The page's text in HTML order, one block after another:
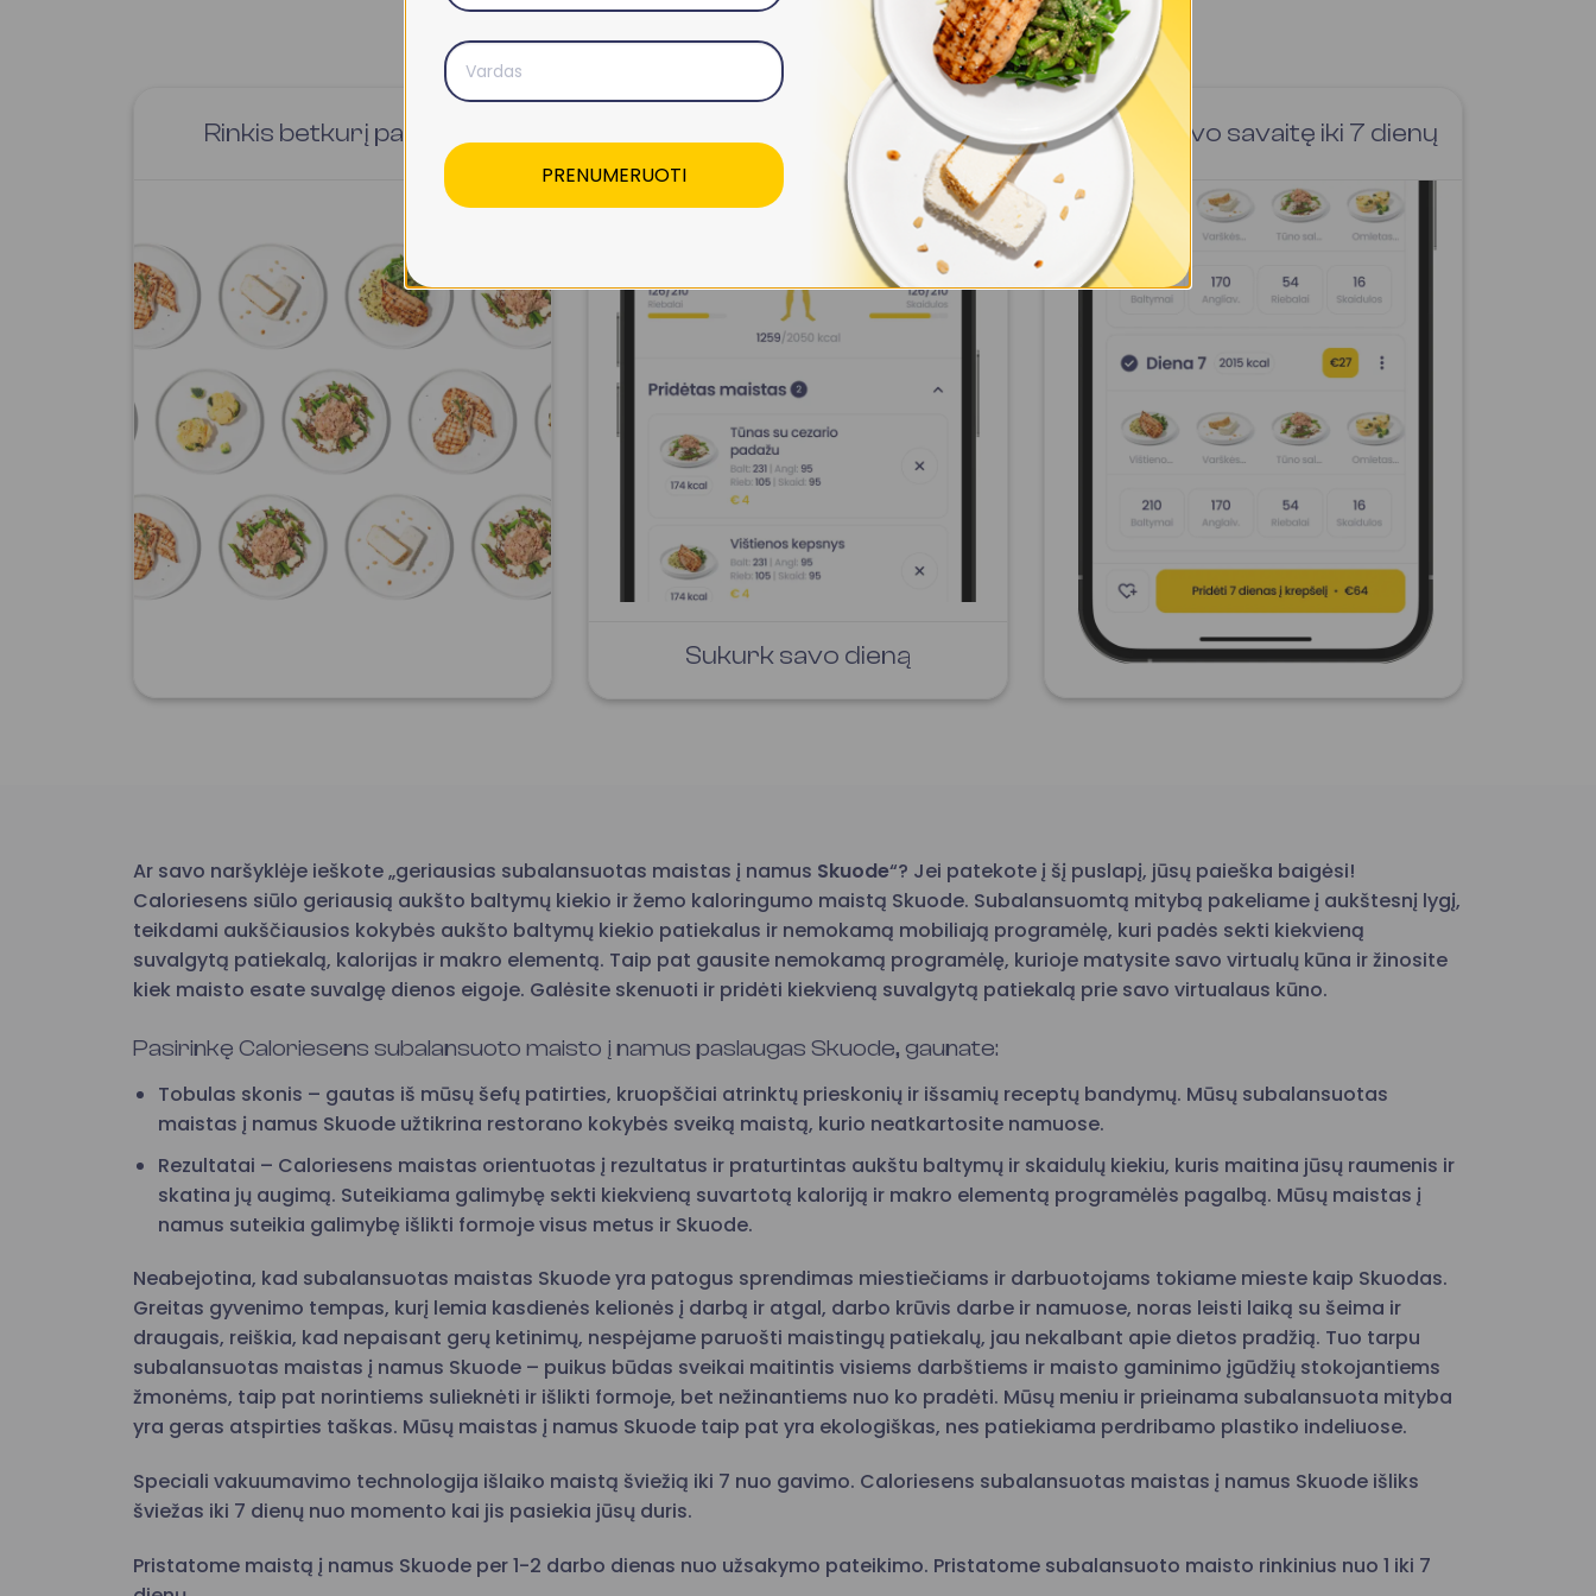
Rinkis betkurį patiekalą
Sukurk savo dieną
Sukurk savo savaitę iki 7 dienų
Ar savo naršyklėje ieškote „geriausias subalansuotas maistas į namus Skuode“? Jei patekote į šį puslapį, jūsų paieška baigėsi!
Caloriesens siūlo geriausią aukšto baltymų kiekio ir žemo kaloringumo maistą Skuode. Subalansuomtą mitybą pakeliame į aukštesnį lygį,
teikdami aukščiausios kokybės aukšto baltymų kiekio patiekalus ir nemokamą mobiliają programėlę, kuri padės sekti kiekvieną
suvalgytą patiekalą, kalorijas ir makro elementą. Taip pat gausite nemokamą programėlę, kurioje matysite savo virtualų kūna ir žinosite
kiek maisto esate suvalgę dienos eigoje. Galėsite skenuoti ir pridėti kiekvieną suvalgytą patiekalą prie savo virtualaus kūno.
Pasirinkę Caloriesens subalansuoto maisto į namus paslaugas Skuode, gaunate:
Tobulas skonis – gautas iš mūsų šefų patirties, kruopščiai atrinktų prieskonių ir išsamių receptų bandymų. Mūsų subalansuotas
maistas į namus Skuode užtikrina restorano kokybės sveiką maistą, kurio neatkartosite namuose.
Rezultatai – Caloriesens maistas orientuotas į rezultatus ir praturtintas aukštu baltymų ir skaidulų kiekiu, kuris maitina jūsų raumenis ir
skatina jų augimą. Suteikiama galimybę sekti kiekvieną suvartotą kaloriją ir makro elementą programėlės pagalbą. Mūsų maistas į
namus suteikia galimybę išlikti formoje visus metus ir Skuode.
Neabejotina, kad subalansuotas maistas Skuode yra patogus sprendimas miestiečiams ir darbuotojams tokiame mieste kaip Skuodas.
Greitas gyvenimo tempas, kurį lemia kasdienės kelionės į darbą ir atgal, darbo krūvis darbe ir namuose, noras leisti laiką su šeima ir
draugais, reiškia, kad nepaisant gerų ketinimų, nespėjame paruošti maistingų patiekalų, jau nekalbant apie dietos pradžią. Tuo tarpu
subalansuotas maistas į namus Skuode – puikus būdas sveikai maitintis visiems darbštiems ir maisto gaminimo įgūdžių stokojantiems
žmonėms, taip pat norintiems sulieknėti ir išlikti formoje, bet nežinantiems nuo ko pradėti. Mūsų meniu ir prieinama subalansuota mityba
yra geras atspirties taškas. Mūsų maistas į namus Skuode taip pat yra ekologiškas, nes patiekiama perdribamo plastiko indeliuose.
Speciali vakuumavimo technologija išlaiko maistą šviežią iki 7 nuo gavimo. Caloriesens subalansuotas maistas į namus Skuode išliks
šviežas iki 7 dienų nuo momento kai jis pasiekia jūsų duris.
Pristatome maistą į namus Skuode per 1-2 darbo dienas nuo užsakymo pateikimo. Pristatome subalansuoto maisto rinkinius nuo 1 iki 7
PRENUMERUOTI